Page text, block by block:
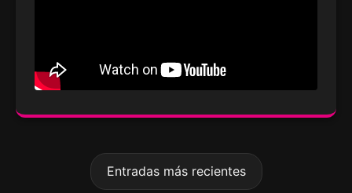
Entradas más recientes